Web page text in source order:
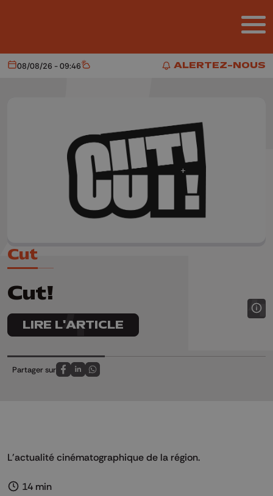
ALERTEZ-NOUS
ALERTEZ-NOUS
Aujourd'hui
08/08/26 - 09:46 Météo
Cut
Cut!
LIRE L'ARTICLE
Partager sur
Partagez sur FaceBook
Partagez sur LinkedIn
Partagez sur Whatsapp
L'actualité cinématographique de la région.
14 min